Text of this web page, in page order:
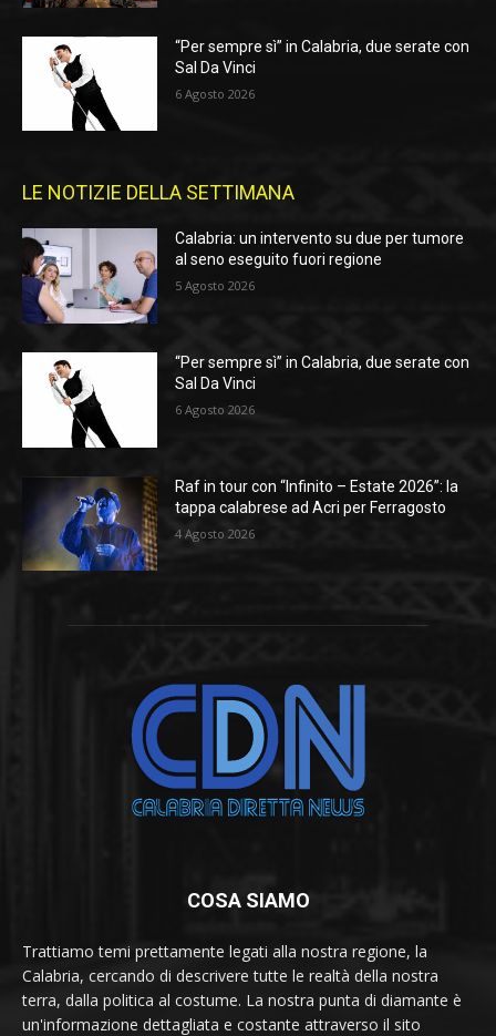
“Per sempre sì” in Calabria, due serate con
Sal Da Vinci
6 Agosto 2026
LE NOTIZIE DELLA SETTIMANA
Calabria: un intervento su due per tumore
al seno eseguito fuori regione
5 Agosto 2026
“Per sempre sì” in Calabria, due serate con
Sal Da Vinci
6 Agosto 2026
Raf in tour con “Infinito – Estate 2026”: la
tappa calabrese ad Acri per Ferragosto
4 Agosto 2026
COSA SIAMO
Trattiamo temi prettamente legati alla nostra regione, la
Calabria, cercando di descrivere tutte le realtà della nostra
terra, dalla politica al costume. La nostra punta di diamante è
un'informazione dettagliata e costante attraverso il sito